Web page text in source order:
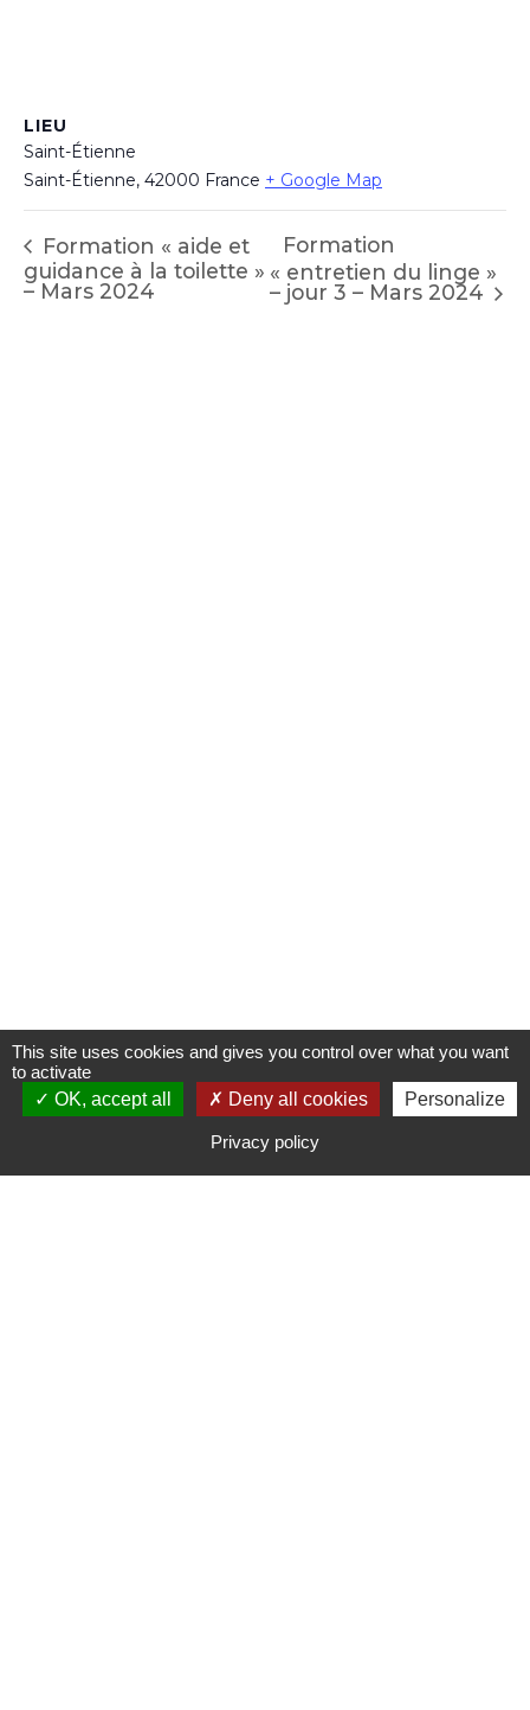
LIEU
Saint-Étienne
Saint-Étienne, 42000 France + Google Map
Formation « aide et
guidance à la toilette »
– Mars 2024
Formation
« entretien du linge »
– jour 3 – Mars 2024
S'INSCRIRE À UNE FORMATION
This site uses cookies and gives you control over what you want
to activate
OK, accept all
Deny all cookies Personalize
Privacy policy